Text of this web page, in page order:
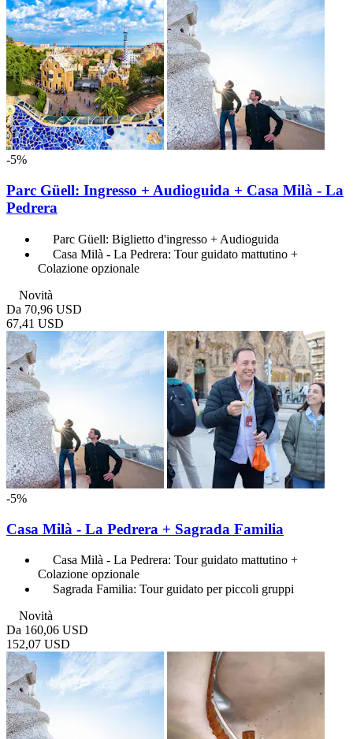
-5%
Parc Güell: Ingresso + Audioguida + Casa Milà - La
Pedrera
Parc Güell: Biglietto d'ingresso + Audioguida
Casa Milà - La Pedrera: Tour guidato mattutino +
Colazione opzionale
Novità
Da 70,96 USD
67,41 USD
-5%
Casa Milà - La Pedrera + Sagrada Familia
Casa Milà - La Pedrera: Tour guidato mattutino +
Colazione opzionale
Sagrada Familia: Tour guidato per piccoli gruppi
Novità
Da 160,06 USD
152,07 USD